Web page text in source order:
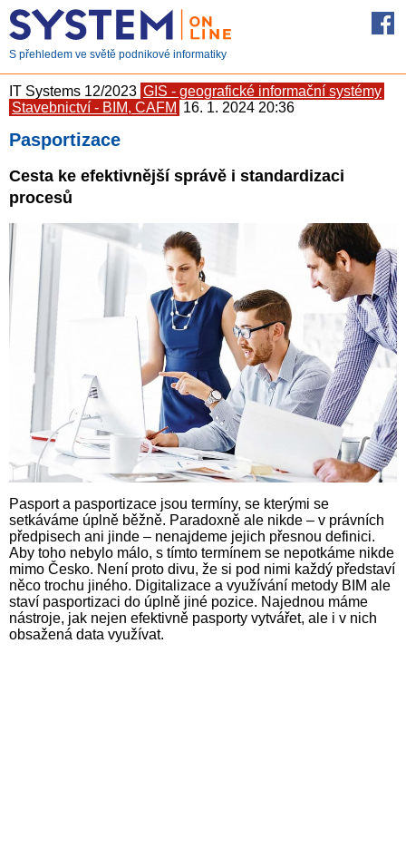
S přehledem ve světě podnikové informatiky
IT Systems 12/2023 GIS - geografické informační systémy
Stavebnictví - BIM, CAFM 16. 1. 2024 20:36
Pasportizace
Cesta ke efektivnější správě i standardizaci
procesů
Pasport a pasportizace jsou ter­míny, se kterými se
setkáváme úplně běžně. Paradoxně ale nikde – v právních
předpisech ani jinde – nenajdeme jejich přesnou definici.
Aby toho nebylo málo, s tímto termínem se nepotkáme nikde
mimo Česko. Není proto divu, že si pod nimi každý představí
něco trochu jiného. Digitalizace a využívání metody BIM ale
staví pasportizaci do úplně jiné pozice. Najednou máme
nástroje, jak nejen efektiv­ně pasporty vytvářet, ale i v nich
obsažená data využívat.